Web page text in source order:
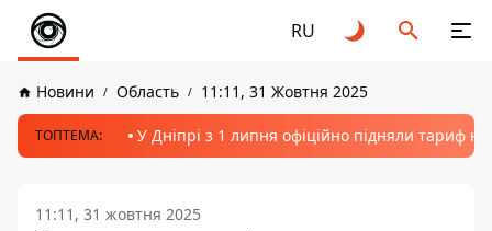
RU
Новини Область 11:11, 31 Жовтня 2025
ТОПТЕМА: У Дніпрі з 1 липня офіційно підняли тариф
11:11, 31 жовтня 2025